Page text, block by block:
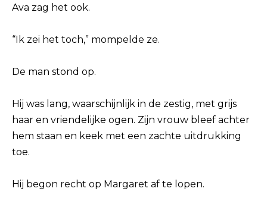
Ava zag het ook.
“Ik zei het toch,” mompelde ze.
De man stond op.
Hij was lang, waarschijnlijk in de zestig, met grijs
haar en vriendelijke ogen. Zijn vrouw bleef achter
hem staan en keek met een zachte uitdrukking
toe.
Hij begon recht op Margaret af te lopen.